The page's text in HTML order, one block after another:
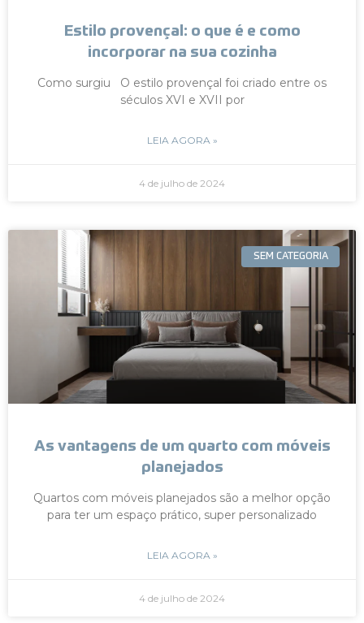
Estilo provençal: o que é e como
incorporar na sua cozinha
Como surgiu O estilo provençal foi criado entre os
séculos XVI e XVII por
LEIA AGORA »
4 de julho de 2024
SEM CATEGORIA
As vantagens de um quarto com móveis
planejados
Quartos com móveis planejados são a melhor opção
para ter um espaço prático, super personalizado
LEIA AGORA »
4 de julho de 2024